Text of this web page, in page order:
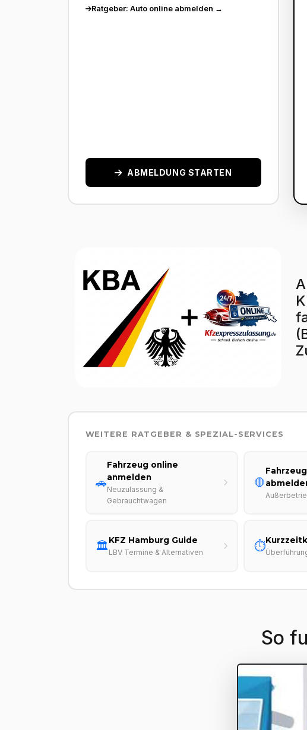
Ratgeber: Auto online abmelden →
ABMELDUNG STARTEN
WEITERE RATGEBER & SPEZIAL-SERVICES
🚗
Fahrzeug online
anmelden
Neuzulassung &
Gebrauchtwagen
🛑
🏛️KFZ Hamburg Guide
LBV Termine & Alternativen ⏱️
So